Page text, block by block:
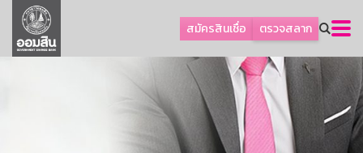
สมัครสินเชื่อ ตรวจสลาก
ลูกค้าธุรกิจ
ลูกค้าผู้ประกอบรายย่อย